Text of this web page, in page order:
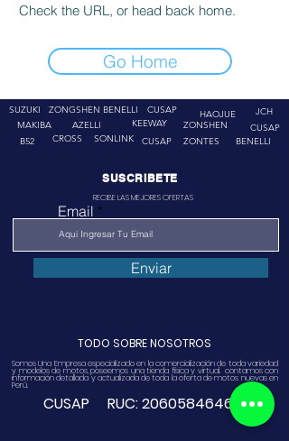
Check the URL, or head back home.
Go Home
SUZUKI
ZONGSHEN
MAKIBA
AZELLI
BENELLI
CUSAP
KEEWAY
B52
CROSS SONLINK CUSAP
HAOJUE
JCH
ZONSHEN
ZONTES
CUSAP
BENELLI
SUSCRIBETE
RECIBE LAS MEJORES OFERTAS
Email
Enviar
TODO SOBRE NOSOTROS
Somos Una Empresa especializado en la comercialización de toda variedad
y modelos de motos, poseemos una tienda física y virtual. contamos con
información detallada y actualizada de toda la oferta de motos nuevas en
Perú.
CUSAP RUC:20605846468